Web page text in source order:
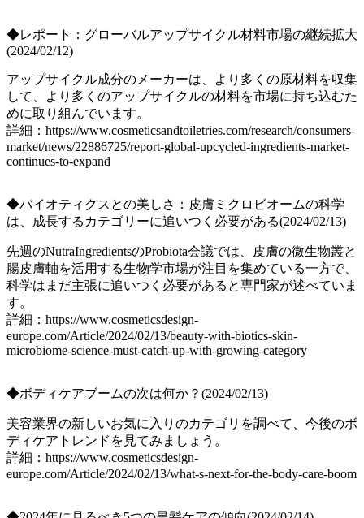
◆レポート：グローバルアップサイクル材料市場の継続拡大
(2024/02/12)
アップサイクル成分のメーカーは、より多くの原材料を収集
して、より多くのアップサイクルの材料を市場に持ち込むた
めに取り組んでいます。
詳細：https://www.cosmeticsandtoiletries.com/research/consumers-
market/news/22886725/report-global-upcycled-ingredients-market-
continues-to-expand
◆バイオティクスとの美しさ：皮膚ミクロビオームの科学
は、成長するカテゴリーに追いつく必要がある(2024/02/13)
先週のNutraIngredientsのProbiota会議では、皮膚の微生物叢と
腸皮膚軸を活用する生物学市場が注目を集めている一方で、
科学はまだ主張に追いつく必要があると専門家が述べていま
す。
詳細：https://www.cosmeticsdesign-
europe.com/Article/2024/02/13/beauty-with-biotics-skin-
microbiome-science-must-catch-up-with-growing-category
◆ボディケアブームの次は何か？(2024/02/13)
美容業界の新しいお気に入りのカテゴリを調べて、今後のボ
ディケアトレンドを見てみましょう。
詳細：https://www.cosmeticsdesign-
europe.com/Article/2024/02/13/what-s-next-for-the-body-care-boom